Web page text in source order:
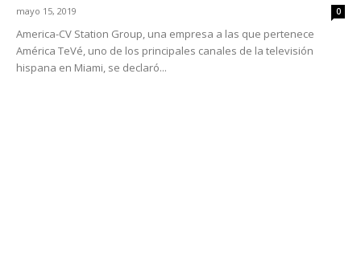
mayo 15, 2019 0
America-CV Station Group, una empresa a las que pertenece
América TeVé, uno de los principales canales de la televisión
hispana en Miami, se declaró...